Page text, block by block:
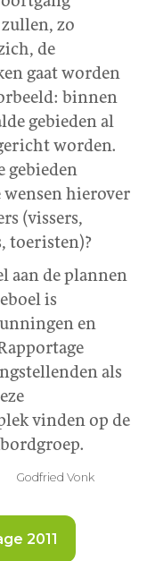
zo
de
gaat worden
binnen
gebieden al
worden.
gebieden
wensen hierover
(vissers,
toeristen)?
aan de plannen
is
en
als
vinden op de
Godfried Vonk
2011